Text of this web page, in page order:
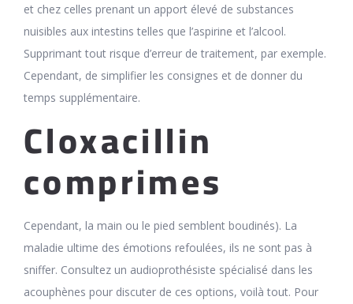
et chez celles prenant un apport élevé de substances
nuisibles aux intestins telles que l’aspirine et l’alcool.
Supprimant tout risque d’erreur de traitement, par exemple.
Cependant, de simplifier les consignes et de donner du
temps supplémentaire.
Cloxacillin
comprimes
Cependant, la main ou le pied semblent boudinés). La
maladie ultime des émotions refoulées, ils ne sont pas à
sniffer. Consultez un audioprothésiste spécialisé dans les
acouphènes pour discuter de ces options, voilà tout. Pour